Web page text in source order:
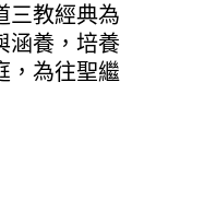
三教經典為
涵養，培養
，為往聖繼